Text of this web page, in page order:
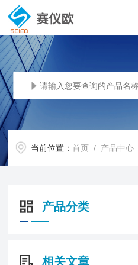
当前位置：首页 / 产品中心
产品分类
相关文章